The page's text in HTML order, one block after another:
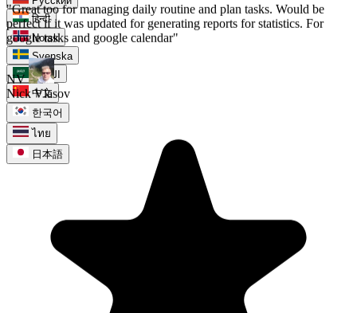
हिन्दी
Norsk
Svenska
العربية
中文
한국어
ไทย
日本語